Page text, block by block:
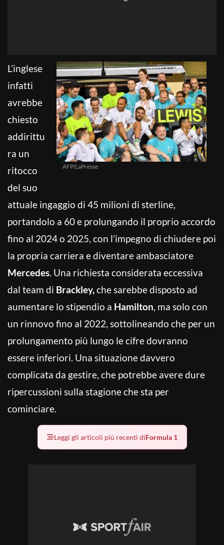
AFP/LaPresse
L’inglese
infatti
avrebbe
chiesto
addirittu
ra un
ritocco
del suo
attuale ingaggio di 45 milioni di sterline,
portandolo a 60 e prolungando il proprio accordo
fino al 2024 o 2025, con l’impegno di chiudere poi
la propria carriera e diventare ambasciatore
Mercedes. Una richiesta considerata eccessiva
dal team di Brackley,che sarebbe disposto ad
aumentare lo stipendio a Hamilton, ma solo con
un rinnovo fino al 2022, sottolineando che per un
prolungamento più lungo le cifre dovranno
essere inferiori. Una situazione davvero
complicata da gestire, che potrebbe avere dure
ripercussioni sulla stagione che sta per
cominciare.
Leggi gli articoli più recenti diFormula 1